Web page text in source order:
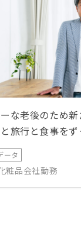
な老後のため新
旅行と食事を
ータ
粧品会社勤務